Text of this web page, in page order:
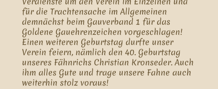
für die Trachtensache im Allgemeinen
demnächst beim Gauverband 1 für das
Goldene Gauehrenzeichen vorgeschlagen!
Einen weiteren Geburtstag durfte unser
Verein feiern, nämlich den 40. Geburtstag
unseres Fähnrichs Christian Kronseder. Auch
ihm alles Gute und trage unsere Fahne auch
weiterhin stolz voraus!